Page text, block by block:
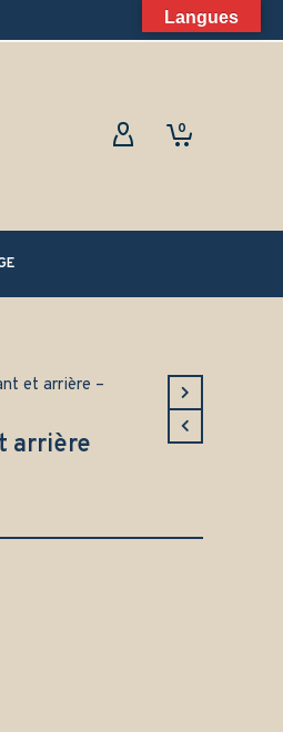
0
et arrière –
arrière
Langues